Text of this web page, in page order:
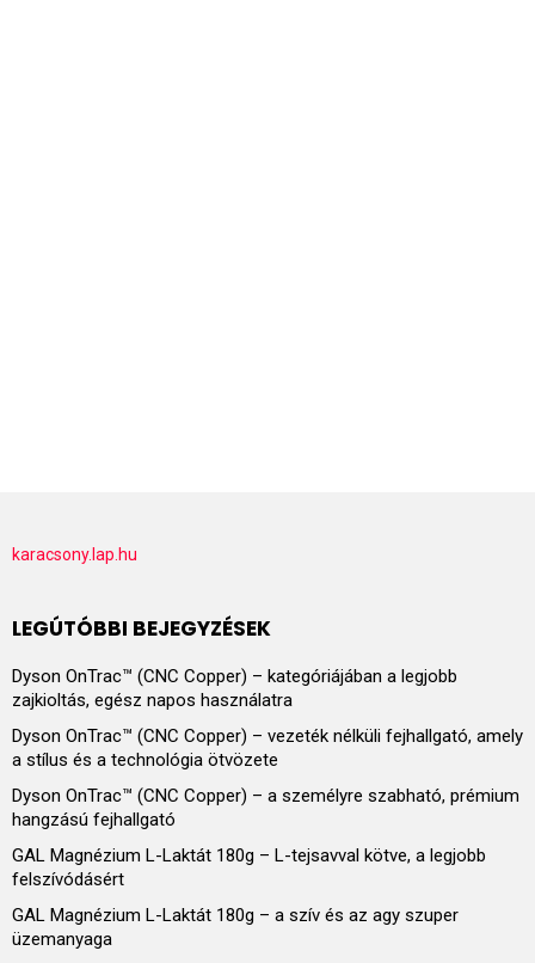
karacsony.lap.hu
LEGÚTÓBBI BEJEGYZÉSEK
Dyson OnTrac™ (CNC Copper) – kategóriájában a legjobb
zajkioltás, egész napos használatra
Dyson OnTrac™ (CNC Copper) – vezeték nélküli fejhallgató, amely
a stílus és a technológia ötvözete
Dyson OnTrac™ (CNC Copper) – a személyre szabható, prémium
hangzású fejhallgató
GAL Magnézium L-Laktát 180g – L-tejsavval kötve, a legjobb
felszívódásért
GAL Magnézium L-Laktát 180g – a szív és az agy szuper
üzemanyaga